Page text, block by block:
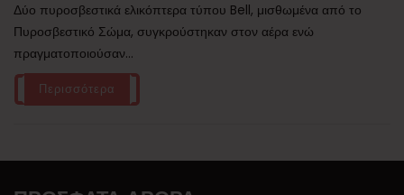
Δύο πυροσβεστικά ελικόπτερα τύπου Bell, μισθωμένα από το
Πυροσβεστικό Σώμα, συγκρούστηκαν στον αέρα ενώ
πραγματοποιούσαν...
Περισσότερα